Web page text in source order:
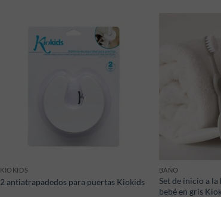
KIOKIDS
2 antiatrapadedos para puertas Kiokids
BAÑO
Set de inicio a
bebé en gris